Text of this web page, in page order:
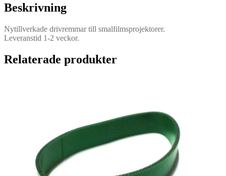
Beskrivning
Nytillverkade drivremmar till smalfilmsprojektorer.
Leveranstid 1-2 veckor.
Relaterade produkter